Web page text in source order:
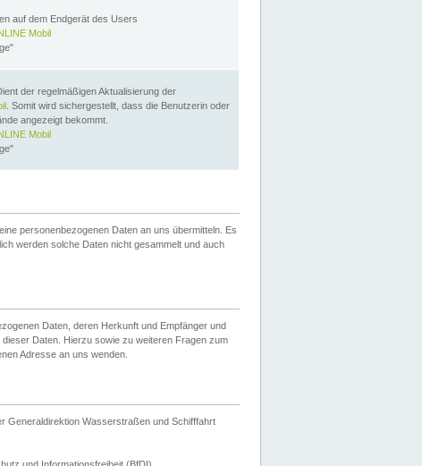
auf dem Endgerät des Users
Mobil
der regelmäßigen Aktualisierung der
. Somit wird sichergestellt, dass die Benutzerin oder
angezeigt bekommt.
Mobil
personenbezogenen Daten an uns übermitteln. Es
werden solche Daten nicht gesammelt und auch
Daten, deren Herkunft und Empfänger und
Daten. Hierzu sowie zu weiteren Fragen zum
Adresse an uns wenden.
Generaldirektion Wasserstraßen und Schifffahrt